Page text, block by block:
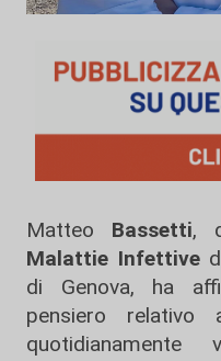
Matteo Bassetti,
Malattie Infettive
di Genova, ha
pensiero relativo